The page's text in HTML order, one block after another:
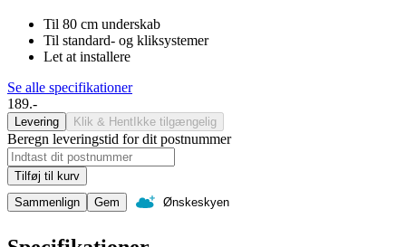
Til 80 cm underskab
Til standard- og kliksystemer
Let at installere
Se alle specifikationer
189.-
Levering Klik & Hent Ikke tilgængelig
Beregn leveringstid for dit postnummer
Tilføj til kurv
Sammenlign
Gem Ønskeskyen